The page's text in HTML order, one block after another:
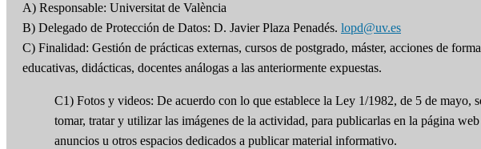
A) Responsable: Universitat de València
B) Delegado de Protección de Datos: D. Javier Plaza Penadés. lopd@uv.es
C) Finalidad: Gestión de prácticas externas, cursos de postgrado, máster, acciones de
educativas, didácticas, docentes análogas a las anteriormente expuestas.
C1) Fotos y videos: De acuerdo con lo que establece la Ley 1/1982, de 5 de
tomar, tratar y utilizar las imágenes de la actividad, para publicarlas en la página
anuncios u otros espacios dedicados a publicar material informativo.